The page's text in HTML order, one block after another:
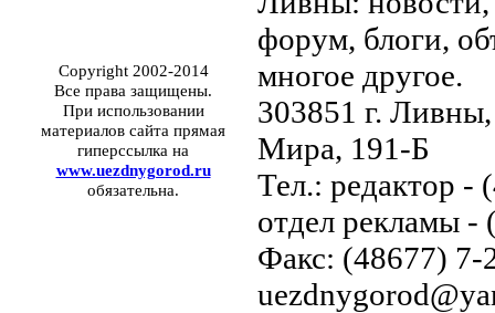
Copyright 2002-2014
Все права защищены.
При использовании
материалов сайта прямая
гиперссылка на
www.uezdnygorod.ru
обязательна.
форум, блоги,
многое другое.
303851 г.
Мира, 191-Б
Тел.: редактор -
отдел рекламы -
Факс: (48677) 7-